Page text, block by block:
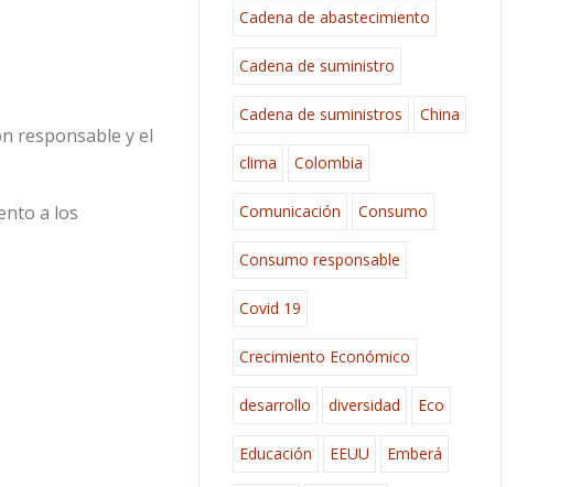
responsable y el
a los
Cadena de abastecimiento
Cadena de suministro
Cadena de suministros China
clima Colombia
Comunicación Consumo
Consumo responsable
Covid 19
Crecimiento Económico
desarrollo diversidad Eco
Educación EEUU Emberá